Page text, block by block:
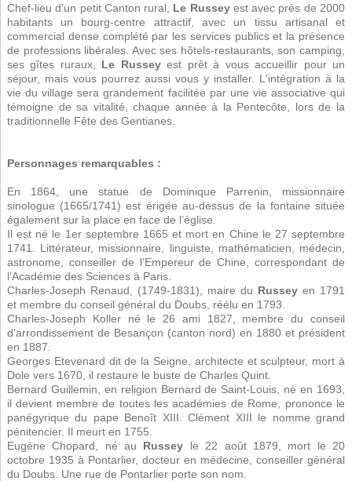
Chef-lieu d'un petit Canton rural, Le Russeyest avec près de 2000
habitants un bourg-centre attractif, avec un tissu artisanal et
commercial dense complété par les services publics et la présence
de professions libérales. Avec ses hôtels-restaurants, son camping,
ses gîtes ruraux,
Le Russeyest prêt à vous accueillir pour un
séjour, mais vous pourrez aussi vous y installer. L'intégration à la
vie du village sera grandement facilitée par une vie associative qui
témoigne de sa vitalité, chaque année à la Pentecôte, lors de la
traditionnelle Fête des Gentianes.
Personnages remarquables :
En 1864, une statue de Dominique Parrenin, missionnaire
sinologue (1665/1741) est érigée au-dessus de la fontaine située
également sur la place en face de l’église.
Il est né le 1er septembre 1665 et mort en Chine le 27 septembre
1741. Littérateur, missionnaire, linguiste, mathématicien, médecin,
astronome, conseiller de l’Empereur de Chine, correspondant de
l’Académie des Sciences à Paris.
Charles-Joseph Renaud, (1749-1831), maire du Russey en 1791
et membre du conseil général du Doubs, réélu en 1793.
Charles-Joseph Koller né le 26 ami 1827, membre du conseil
d’arrondissement de Besançon (canton nord) en 1880 et président
en 1887.
Georges Etevenard dit de la Seigne, architecte et sculpteur, mort à
Dole vers 1670, il restaure le buste de Charles Quint.
Bernard Guillemin, en religion Bernard de Saint-Louis, né en 1693,
il devient membre de toutes les académies de Rome, prononce le
panégyrique du pape Benoît XIII. Clément XIII le nomme grand
pénitencier. Il meurt en 1755.
Eugène Chopard, né au Russey le 22 août 1879, mort le 20
octobre 1935 à Pontarlier, docteur en médecine, conseiller général
du Doubs. Une rue de Pontarlier porte son nom.